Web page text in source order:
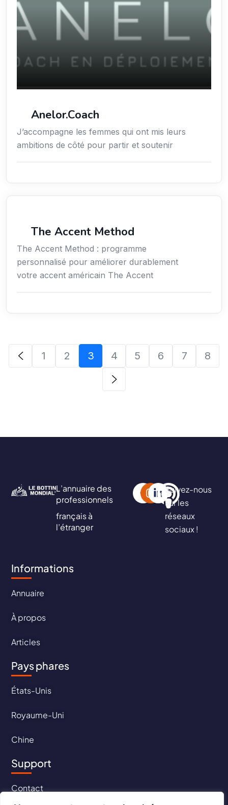
Anelor.Coach
J’accompagne les femmes qui ont mis leurs
ambitions de côté pour partir et soutenir
The Accent Method
The Accent Method : programme
personnalisé pour améliorer durablement
votre accent américain The Accent
1 2 3 4 5 6 7 8
L’annuaire des
professionnels
français à
l’étranger
Suivez-nous
sur les
réseaux
sociaux !
Informations
Annuaire
À propos
Articles
Pays phares
États-Unis
Royaume-Uni
Chine
Support
Contact